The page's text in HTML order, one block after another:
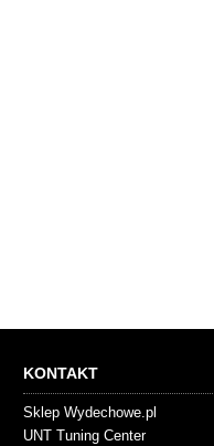
KONTAKT
Sklep Wydechowe.pl
UNT Tuning Center